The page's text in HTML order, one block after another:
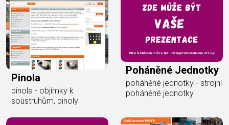
Pinola
pinola - objímky k
soustruhům, pinoly
Poháněné Jednotky
poháněné jednotky - strojní
poháněné jednotky